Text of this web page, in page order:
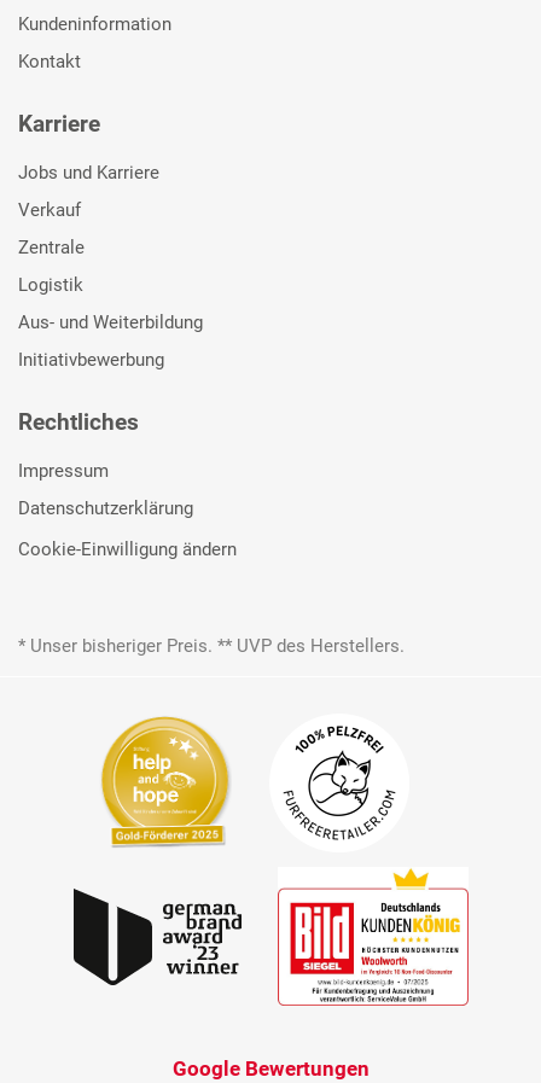
Kundeninformation
Kontakt
Karriere
Jobs und Karriere
Verkauf
Zentrale
Logistik
Aus- und Weiterbildung
Initiativbewerbung
Rechtliches
Impressum
Datenschutzerklärung
Cookie-Einwilligung ändern
* Unser bisheriger Preis. ** UVP des Herstellers.
Google Bewertungen